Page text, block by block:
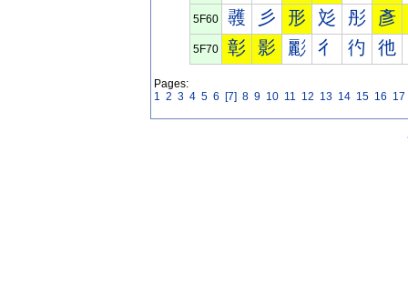
5F60 彠 彡 形 彣 彤 彥
5F70 彰 影 彲 彳 彴 彵
Pages:
1 2 3 4 5 6 [7] 8 9 10 11 12 13 14 15 16 17